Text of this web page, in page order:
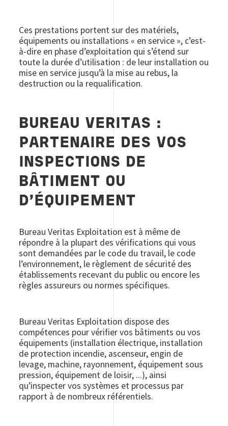
Ces prestations portent sur des matériels,
équipements ou installations « en service », c’est-
à-dire en phase d’exploitation qui s’étend sur
toute la durée d’utilisation : de leur installation ou
mise en service jusqu’à la mise au rebus, la
destruction ou la requalification.
BUREAU VERITAS :
PARTENAIRE DES VOS
INSPECTIONS DE
BÂTIMENT OU
D'ÉQUIPEMENT
Bureau Veritas Exploitation est à même de
répondre à la plupart des vérifications qui vous
sont demandées par le code du travail, le code
l’environnement, le règlement de sécurité des
établissements recevant du public ou encore les
règles assureurs ou normes spécifiques.
Bureau Veritas Exploitation dispose des
compétences pour vérifier vos bâtiments ou vos
équipements (installation électrique, installation
de protection incendie, ascenseur, engin de
levage, machine, rayonnement, équipement sous
pression, équipement de loisir, ...), ainsi
qu’inspecter vos systèmes et processus par
rapport à de nombreux référentiels.